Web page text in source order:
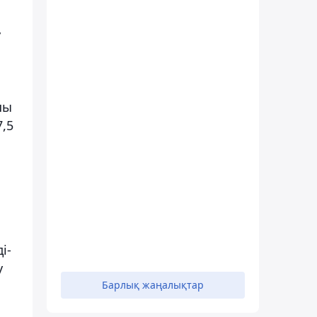
Барлық жаңалықтар